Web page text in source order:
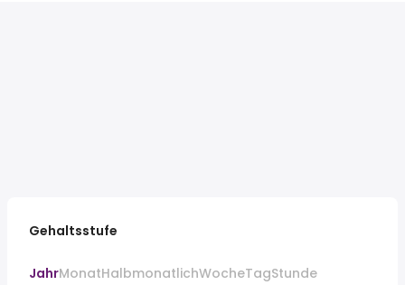
Gehaltsstufe
JahrMonatHalbmonatlichWocheTagStunde